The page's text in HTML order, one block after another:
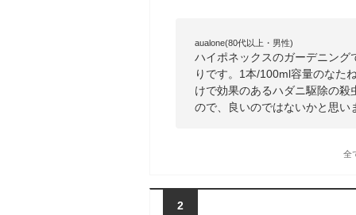
aualone(80代以上・男性)
ハイポネックスのガーデニン
りです。1本/100ml容量のなた
けで効果のあるハダニ駆除の
ので、良いのではないかと思い
全
2